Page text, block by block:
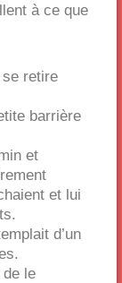
à ce que
retire
barrière
et
et lui
d’un
le